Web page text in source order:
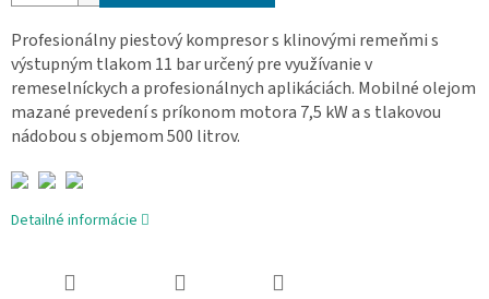
Profesionálny piestový kompresor s klinovými remeňmi s
výstupným tlakom 11 bar určený pre využívanie v
remeselníckych a profesionálnych aplikáciách. Mobilné olejom
mazané prevedení s príkonom motora 7,5 kW a s tlakovou
nádobou s objemom 500 litrov.
Detailné informácie